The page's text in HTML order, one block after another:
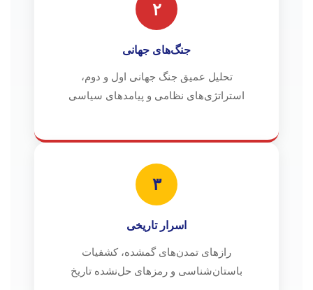
۲
جنگ‌های جهانی
تحلیل عمیق جنگ جهانی اول و دوم،
استراتژی‌های نظامی و پیامدهای سیاسی
۳
اسرار تاریخی
رازهای تمدن‌های گمشده، کشفیات
باستان‌شناسی و رمزهای حل‌نشده تاریخ